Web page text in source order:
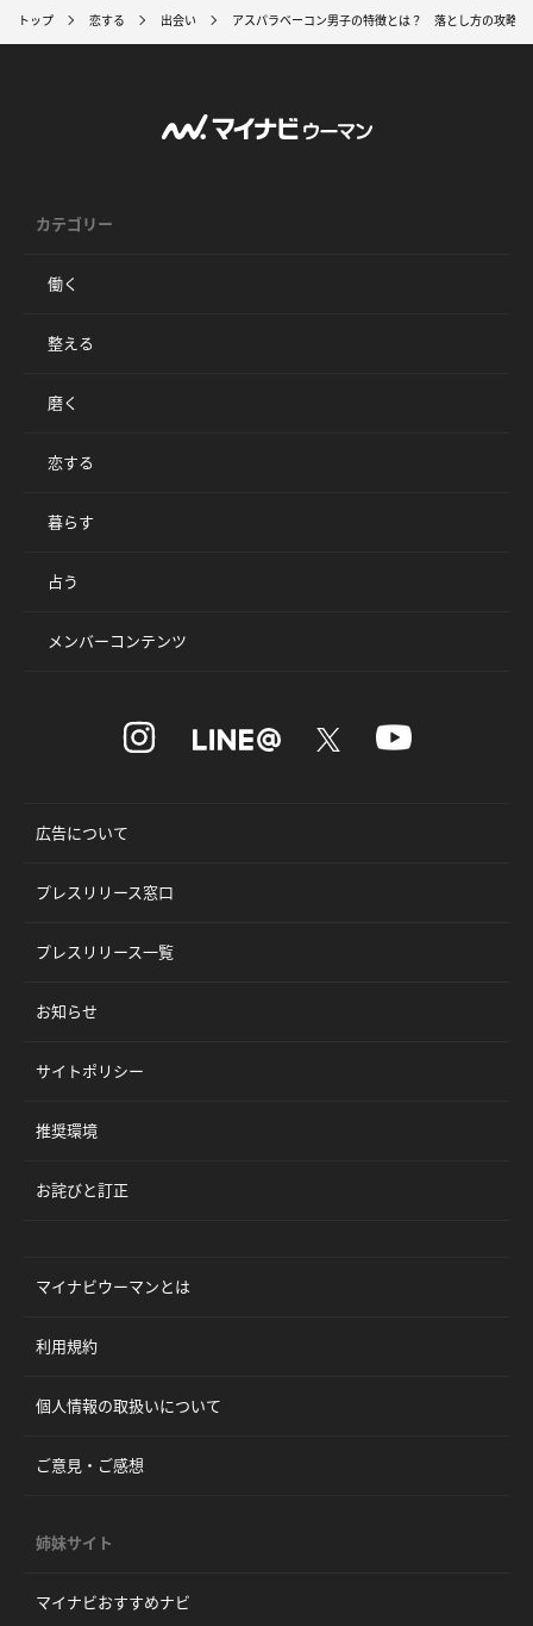
トップ 恋する 出会い アスパラベーコン男子の特徴とは？ 落とし方の攻略法
カテゴリー
働く
整える
磨く
恋する
暮らす
占う
メンバーコンテンツ
広告について
プレスリリース窓口
プレスリリース一覧
お知らせ
サイトポリシー
推奨環境
お詫びと訂正
マイナビウーマンとは
利用規約
個人情報の取扱いについて
ご意見・ご感想
姉妹サイト
マイナビおすすめナビ